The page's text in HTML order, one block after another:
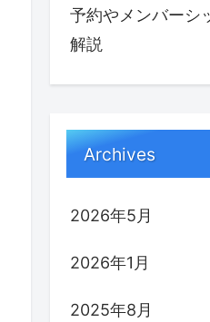
予約やメンバーシ
解説
Archives
2026年5月
2026年1月
2025年8月